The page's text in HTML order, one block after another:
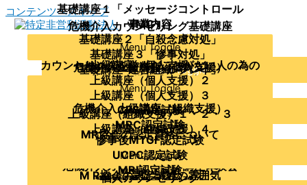
コンテンツへスキップ
当協会について
Menu Toggle
事業内容
理事・アドバイザー
主要資格者の紹介
運営組織
協会の沿革及び活動実績
定款
支援を受けたい
Menu Toggle
企業・組織への支援の概要
支援実績
研修講師派遣
学びたい
Menu Toggle
基礎講座を受講したい方が参加できる講座
Menu Toggle
こころのSOSピアサポートレッスン
カウンセリングを学んだことがない人の為の
基礎講座準備編（傾聴）
クライシス・カウンセリング～ガイダンス編
～
危機介入カウンセリング講座体験会
メッセージコントロール体験講座
メッセージコントロールのオンライン講座
M R協会の講座の概要
Menu Toggle
危機介入カウンセリング基礎講座
Menu Toggle
基礎講座１「メッセージコントロール
（MC）」
基礎講座２「自殺念慮対処」
基礎講座３「惨事対処」
基礎講座４「ロールプレイ」
危機介入上級講座（個人支援）
Menu Toggle
上級講座（個人支援）１
上級講座（個人支援）２
上級講座（個人支援）３
危機介入上級講座（組織支援）
Menu Toggle
上級講座（組織支援）１・２・３
上級講座（組織支援）４
MCに関する講座
Menu Toggle
メッセージコントロール普及講師養成講座
危機介入カウンセリング講座体験会
実技指導者向け勉強会
M R協会の認定試験の概要
MR協会の認定資格について
Menu Toggle
CPS認定試験
MRC認定試験
惨事後MTGF認定試験
UCPC認定試験
MRI認定試験
M R協会の認定試験の雰囲気
相談したい個人カウンセリング